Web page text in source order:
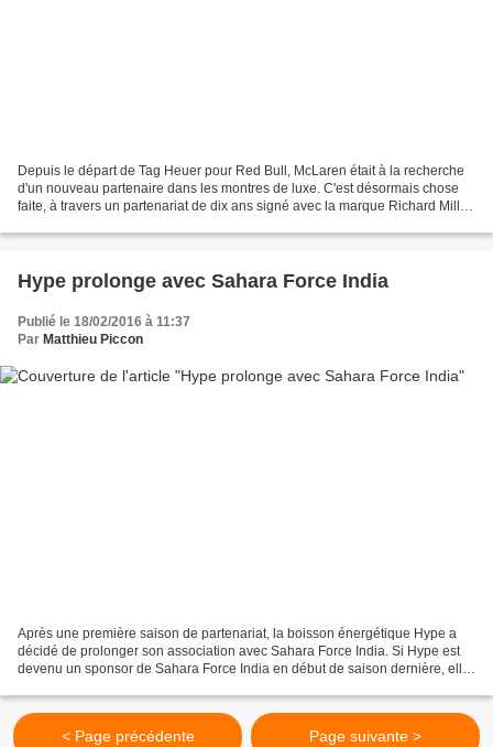
Depuis le départ de Tag Heuer pour Red Bull, McLaren était à la recherche
d'un nouveau partenaire dans les montres de luxe. C'est désormais chose
faite, à travers un partenariat de dix ans signé avec la marque Richard Mille.
Hype prolonge avec Sahara Force India
Publié le 18/02/2016 à 11:37
Par Matthieu Piccon
Après une première saison de partenariat, la boisson énergétique Hype a
décidé de prolonger son association avec Sahara Force India. Si Hype est
devenu un sponsor de Sahara Force India en début de saison dernière, elle
< Page précédente Page suivante >